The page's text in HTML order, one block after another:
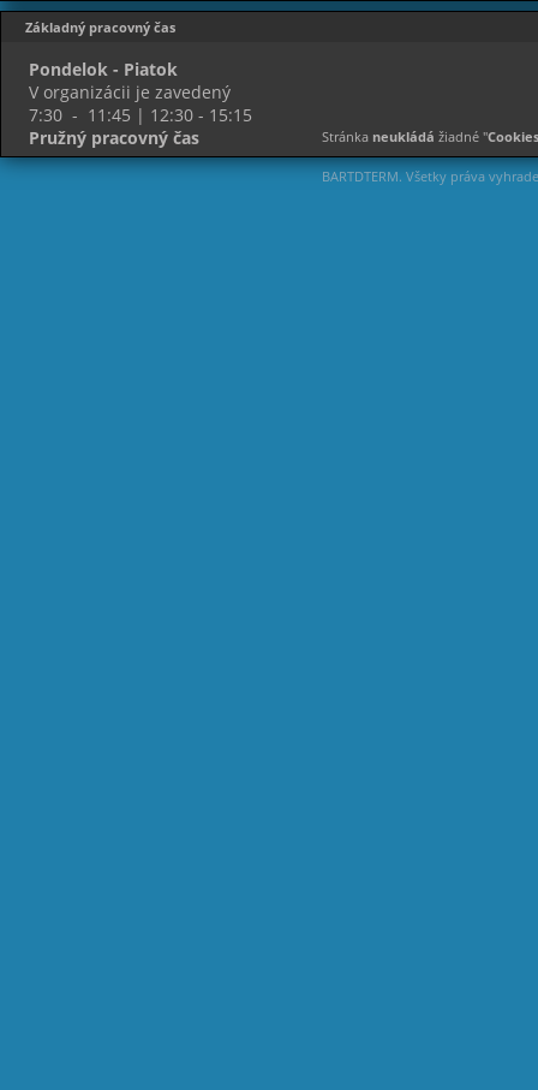
Základný pracovný čas
Pondelok - Piatok
V organizácii je zavedený
7:30 - 11:45 | 12:30 - 15:15
Pružný pracovný čas
Stránka neukládá žiadné "Cookies
BARTDTERM. Všetky práva